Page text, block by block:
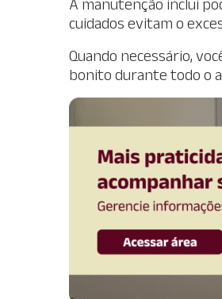
A manutenção inclui
cuidados evitam o
Quando necessário,
bonito durante todo o